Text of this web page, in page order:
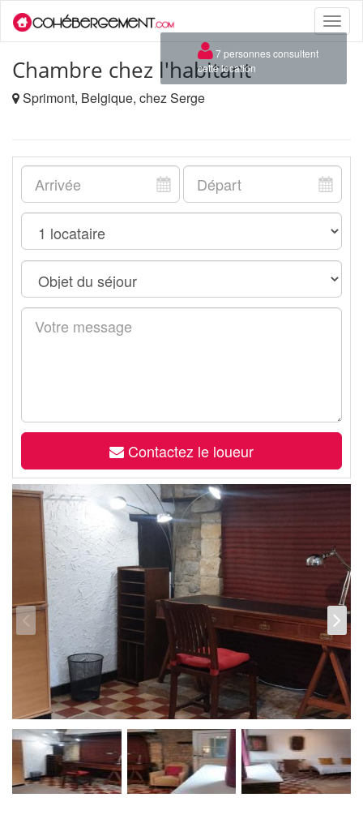
Toggle
Chambre chez l'habitant
Sprimont, Belgique, chez Serge
Contactez le loueur
×
7 personnes consultent
cette location